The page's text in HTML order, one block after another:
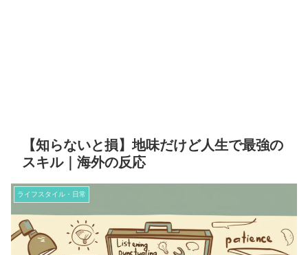
【知らないと損】地味だけど人生で最強の
スキル｜海外の反応
ライフスタイル・日常